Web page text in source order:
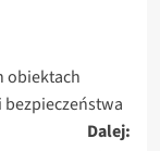
obiektach
bezpieczeństwa
Dalej: